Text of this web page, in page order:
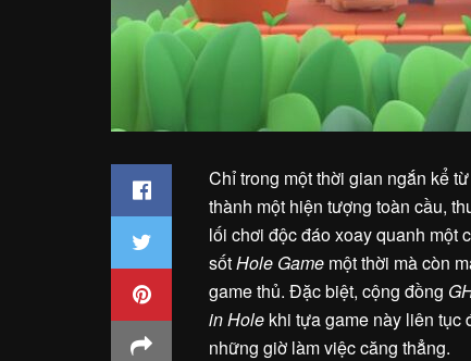
Chỉ trong một thời gian ngắn kể
thành một hiện tượng toàn cầu,
lối chơi độc đáo xoay quanh một
sốtHole Game một thời mà còn
game thủ. Đặc biệt, cộng đồng
in Hole khi tựa game này liên tục
những giờ làm việc căng thẳng.